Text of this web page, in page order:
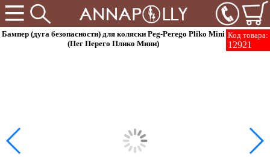
Код товара:
12921
Бампер (дуга безопасности) для коляски Peg-Perego Pliko Mini
(Пег Перего Плико Мини)